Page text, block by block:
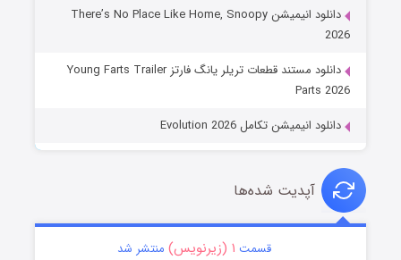
دانلود انیمیشن There’s No Place Like Home, Snoopy
2026
دانلود مستند قطعات تریلر یانگ فارتز Young Farts Trailer
Parts 2026
دانلود انیمیشن تکامل Evolution 2026
آپدیت شده‌ها
قسمت ۱ (زیرنویس) منتشر شد